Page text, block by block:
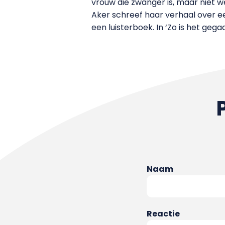
Aker schreef haar verhaal over
een luisterboek. In ‘Zo is het
Naam
Reactie